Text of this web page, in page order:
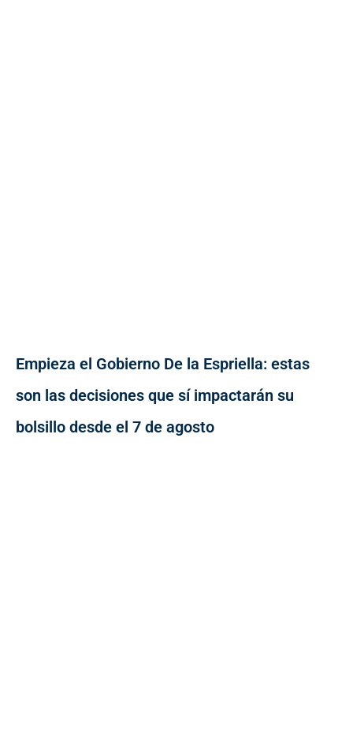
Empieza el Gobierno De la Espriella: estas
son las decisiones que sí impactarán su
bolsillo desde el 7 de agosto